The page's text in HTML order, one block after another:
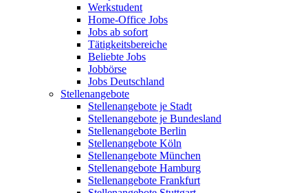
Werkstudent
Home-Office Jobs
Jobs ab sofort
Tätigkeitsbereiche
Beliebte Jobs
Jobbörse
Jobs Deutschland
Stellenangebote
Stellenangebote je Stadt
Stellenangebote je Bundesland
Stellenangebote Berlin
Stellenangebote Köln
Stellenangebote München
Stellenangebote Hamburg
Stellenangebote Frankfurt